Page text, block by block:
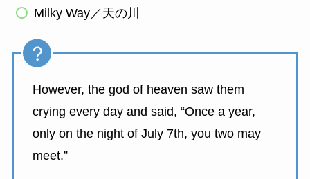
Milky Way／天の川
However, the god of heaven saw them
crying every day and said, “Once a year,
only on the night of July 7th, you two may
meet.”